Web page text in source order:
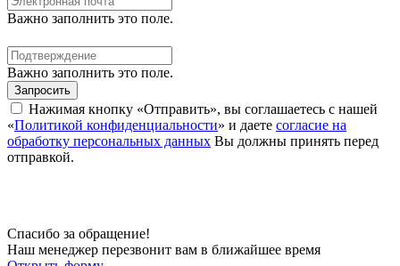
Важно заполнить это поле.
Важно заполнить это поле.
Запросить
Нажимая кнопку «Отправить», вы соглашаетесь с нашей
«Политикой конфиденциальности» и даете согласие на
обработку персональных данных Вы должны принять перед
отправкой.
Спасибо за обращение!
Наш менеджер перезвонит вам в ближайшее время